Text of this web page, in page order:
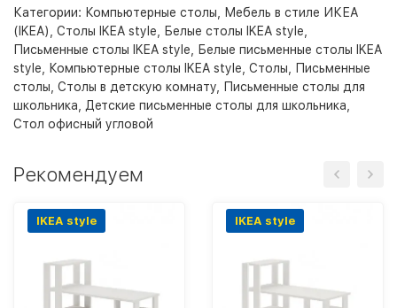
Категории: Компьютерные столы, Мебель в стиле ИКЕА
(IKEA), Столы IKEA style, Белые столы IKEA style,
Письменные столы IKEA style, Белые письменные столы IKEA
style, Компьютерные столы IKEA style, Столы, Письменные
столы, Столы в детскую комнату, Письменные столы для
школьника, Детские письменные столы для школьника,
Стол офисный угловой
Рекомендуем
IKEA style IKEA style